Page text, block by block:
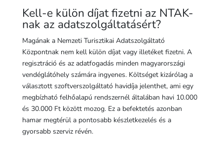
Kell-e külön díjat fizetni az NTAK-
nak az adatszolgáltatásért?
Magának a Nemzeti Turisztikai Adatszolgáltató
Központnak nem kell külön díjat vagy illetéket fizetni. A
regisztráció és az adatfogadás minden magyarországi
vendéglátóhely számára ingyenes. Költséget kizárólag a
választott szoftverszolgáltató havidíja jelenthet, ami egy
megbízható felhőalapú rendszernél általában havi 10.000
és 30.000 Ft között mozog. Ez a befektetés azonban
hamar megtérül a pontosabb készletkezelés és a
gyorsabb szerviz révén.